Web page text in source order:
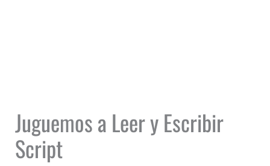
Juguemos a Leer y Escribir
Script